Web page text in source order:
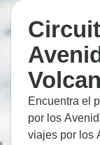
Encuentra el
por los
viajes por los